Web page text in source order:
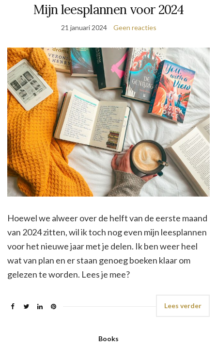
Mijn leesplannen voor 2024
21 januari 2024 Geen reacties
Hoewel we alweer over de helft van de eerste maand
van 2024 zitten, wil ik toch nog even mijn leesplannen
voor het nieuwe jaar met je delen. Ik ben weer heel
wat van plan en er staan genoeg boeken klaar om
gelezen te worden. Lees je mee?
Lees verder
Books